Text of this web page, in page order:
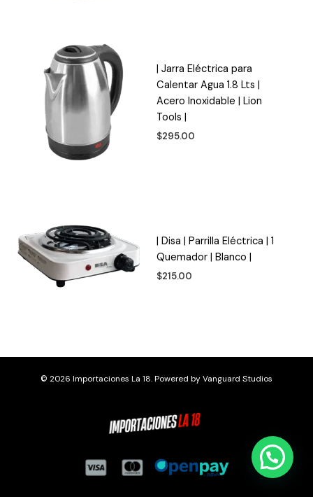
| Jarra Eléctrica para
Calentar Agua 1.8 Lts |
Acero Inoxidable | Lion
Tools |
$295.00
| Disa | Parrilla Eléctrica | 1
Quemador | Blanco |
$215.00
© 2026 Importaciones La 18. Powered byVanguard Studios